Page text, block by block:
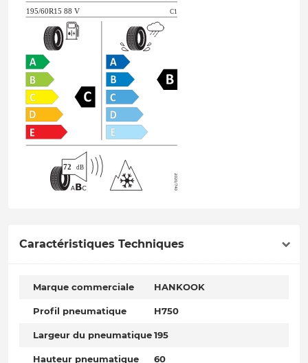
Caractéristiques Techniques
Marque commerciale HANKOOK
Profil pneumatique H750
Largeur du pneumatique195
Hauteur pneumatique 60